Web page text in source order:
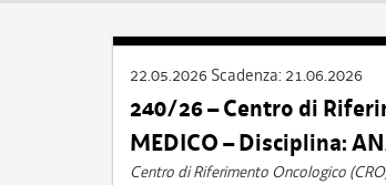
22.05.2026 Scadenza: 21.06.2026
240/26 – Centro di
MEDICO – Disciplina:
Centro di Riferimento Oncologico